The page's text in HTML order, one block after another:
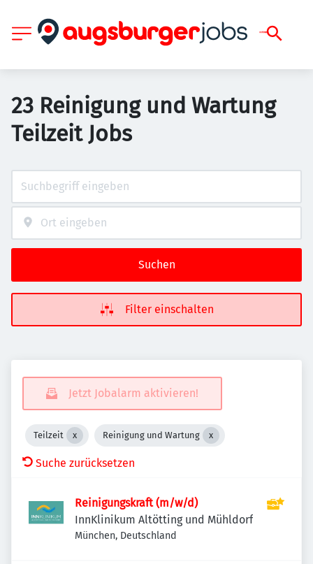
23 Reinigung und Wartung
Teilzeit Jobs
Suchen
Filter einschalten
Jetzt Jobalarm aktivieren!
Teilzeit Reinigung und Wartung
Suche zurücksetzen
Reinigungskraft (m/w/d)
InnKlinikum Altötting und Mühldorf
München, Deutschland